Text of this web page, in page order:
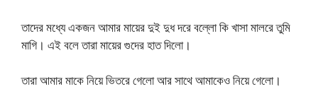
তাদের মধ্যে একজন আমার মায়ের দুই দুধ দরে বল্লো কি খাসা মালরে তুমি
মাগি। এই বলে তারা মায়ের গুদের হাত দিলো।
তারা আমার মাকে নিয়ে ভিতরে গেলো আর সাথে আমাকেও নিয়ে গেলো।